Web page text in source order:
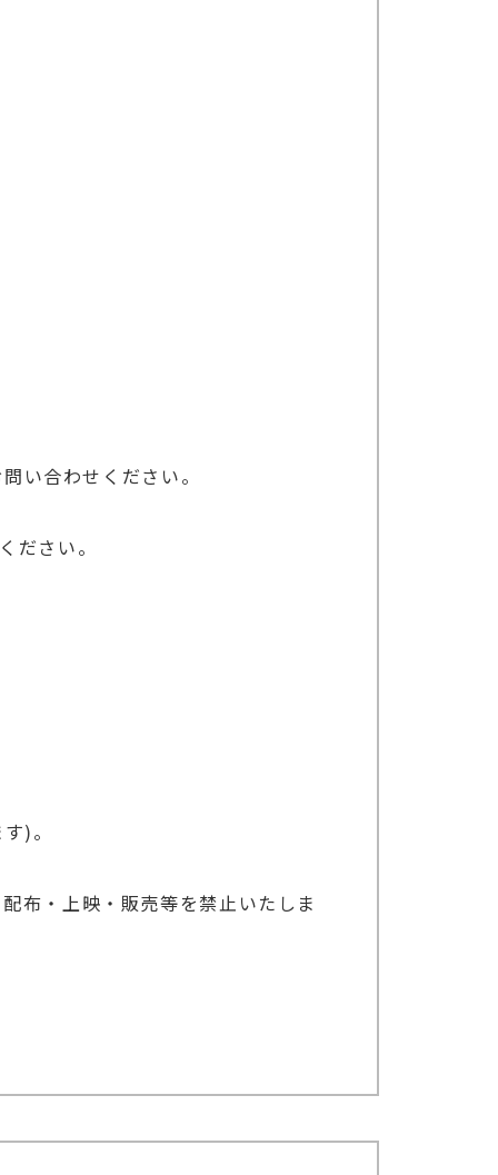
キュリティやVPN接続等の影響が
ステム設定に関するサポートは弊
めご了承ください。
合わせください。
さい。
)。
布・上映・販売等を禁止いたしま